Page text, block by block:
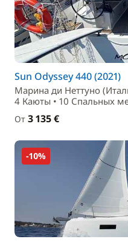
Sun Odyssey 440 (2021)
Марина ди Неттуно
4 Каюты • 10 Спальныx
От 3 135 €
-10%